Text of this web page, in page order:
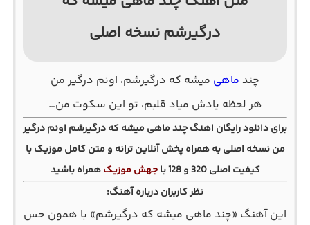
درگیرشم نسخه اصلی
چند ماهی میشه که درگیرشم، اونم درگیر من
هر لحظه یادش میاد قلبم، تو این سکوت من…
برای دانلود رایگان اهنگچند ماهی میشه که درگیرشم اونم درگیر
من نسخه اصلی به همراه پخش آنلاین ترانه و متن کامل موزیک با
کیفیت اصلی 320 و 128 با
جهش موزیکهمراه باشید
نظر کاربران درباره آهنگ:
این آهنگ «چند ماهی میشه که درگیرشم» با همون حس